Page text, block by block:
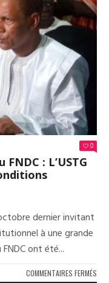
14
:
DE
0
: L’USTG
dernier invitant
à une grande
ont été...
COMMENTAIRES FERMÉS